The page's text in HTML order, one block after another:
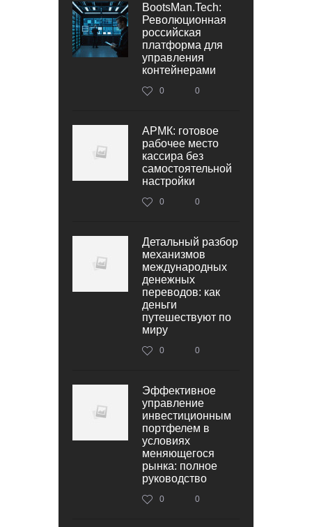
BootsMan.Tech:
Революционная
российская
платформа для
управления
контейнерами
0 0
АРМК: готовое
рабочее место
кассира без
самостоятельной
настройки
0 0
Детальный разбор
механизмов
международных
денежных
переводов: как
деньги
путешествуют по
миру
0 0
Эффективное
управление
инвестиционным
портфелем в
условиях
меняющегося
рынка: полное
руководство
0 0